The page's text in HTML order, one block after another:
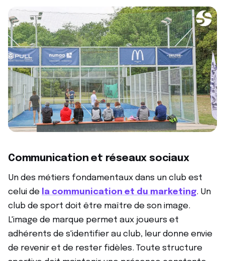
Communication et réseaux sociaux
Un des métiers fondamentaux dans un club est
celui de la communication et du marketing. Un
club de sport doit être maître de son image.
L'image de marque permet aux joueurs et
adhérents de s'identifier au club, leur donne envie
de revenir et de rester fidèles. Toute structure